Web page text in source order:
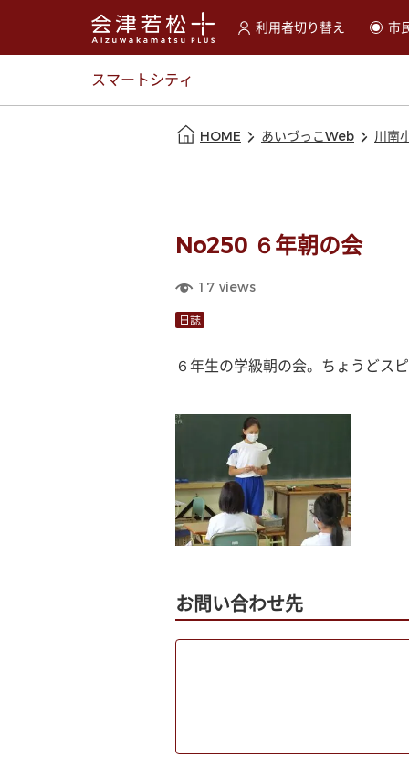
利用者切り替え
選択すると利用者の切替市
スマートシティ
HOME あいづっこWeb 川南
No250 ６年朝の会
17 views
日誌
６年生の学級朝の会。ちょうどス
お問い合わせ先